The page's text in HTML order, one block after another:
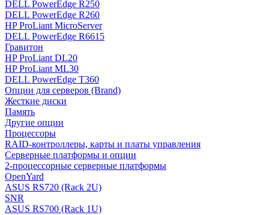
DELL PowerEdge R250
DELL PowerEdge R260
HP ProLiant MicroServer
DELL PowerEdge R6615
Гравитон
HP ProLiant DL20
HP ProLiant ML30
DELL PowerEdge T360
Опции для серверов (Brand)
Жесткие диски
Память
Другие опции
Процессоры
RAID-контроллеры, карты и платы управления
Серверные платформы и опции
2-процессорные серверные платформы
OpenYard
ASUS RS720 (Rack 2U)
SNR
ASUS RS700 (Rack 1U)